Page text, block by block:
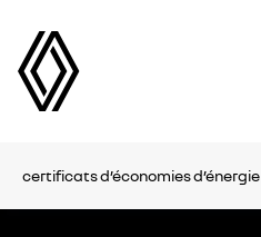
certificats d’économies d’énergie